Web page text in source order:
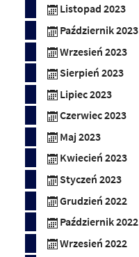
Listopad 2023
Październik 2023
Wrzesień 2023
Sierpień 2023
Lipiec 2023
Czerwiec 2023
Maj 2023
Kwiecień 2023
Styczeń 2023
Grudzień 2022
Październik 2022
Wrzesień 2022